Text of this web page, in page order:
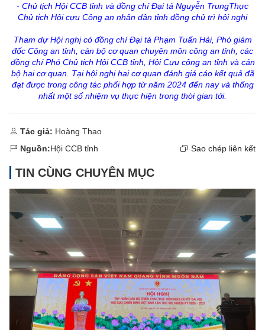
- Chủ tịch Hội CCB tỉnh và đồng chí Đại tá Nguyễn TrungThực
Chủ tịch Hội cựu Công an nhân dân tỉnh đồng chủ trì hội nghị
Tham dự Hội nghị có đồng chí Đại tá Phạm Tuấn Hải, Phó giám
đốc Công an tỉnh, cán bộ cơ quan chuyên môn công an tỉnh, các
đồng chí Phó Chủ tịch Hội CCB tỉnh, Hội Cựu công an tỉnh và cán
bộ hai cơ quan. Tại hội nghị hai cơ quan đánh giá cáo kết quả đã
đạt được trong công tác phối hợp từ năm 2024 đến nay và thống
nhất một số nhiệm vụ thực hiện trong thời gian tới.
Tác giả: Hoàng Thao
Nguồn:Hội CCB tỉnh Sao chép liên kết
TIN CÙNG CHUYÊN MỤC